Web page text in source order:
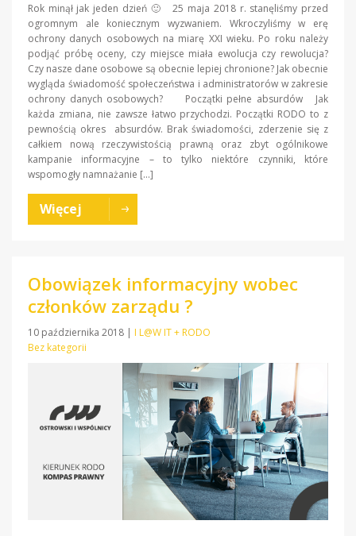
Rok minął jak jeden dzień 🙂 25 maja 2018 r. stanęliśmy przed
ogromnym ale koniecznym wyzwaniem. Wkroczyliśmy w erę
ochrony danych osobowych na miarę XXI wieku. Po roku należy
podjąć próbę oceny, czy miejsce miała ewolucja czy rewolucja?
Czy nasze dane osobowe są obecnie lepiej chronione? Jak obecnie
wygląda świadomość społeczeństwa i administratorów w zakresie
ochrony danych osobowych? Początki pełne absurdów Jak
każda zmiana, nie zawsze łatwo przychodzi. Początki RODO to z
pewnością okres absurdów. Brak świadomości, zderzenie się z
całkiem nową rzeczywistością prawną oraz zbyt ogólnikowe
kampanie informacyjne – to tylko niektóre czynniki, które
wspomogły namnażanie […]
Więcej
Obowiązek informacyjny wobec
członków zarządu ?
10 października 2018 | I L@W IT + RODO
Bez kategorii